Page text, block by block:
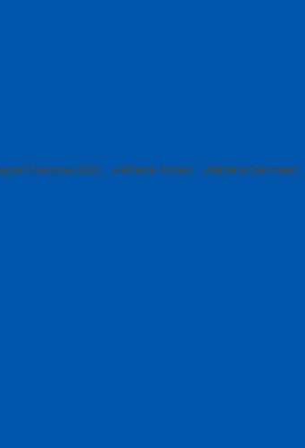
tempat tidur , wahana kolam , wahana